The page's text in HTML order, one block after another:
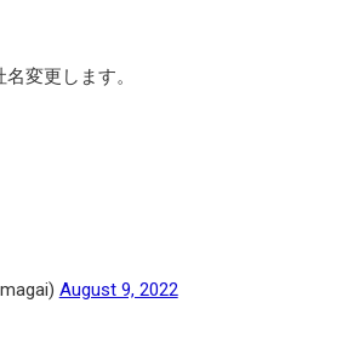
変更します。
August 9, 2022